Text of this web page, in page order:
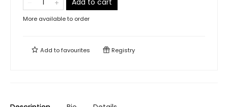
More available to order
Add tofavourites Registry